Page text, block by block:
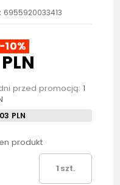
6955920033413
-10%
przed promocją: 1
PLN
produkt
szt.